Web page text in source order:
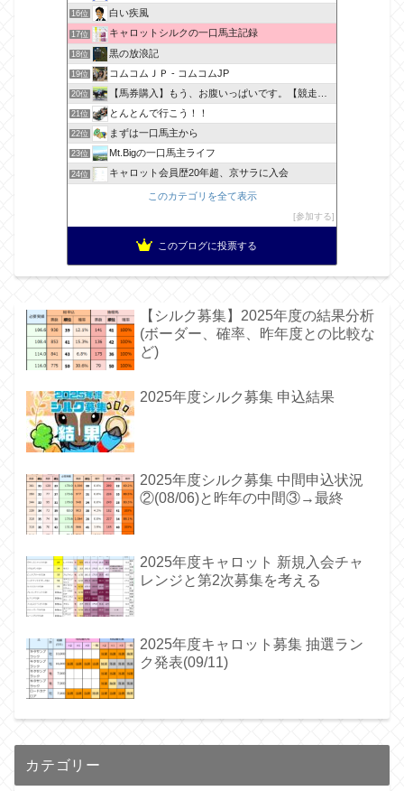
16位 白い疾風
17位 キャロットシルクの一口馬主記録
18位 黒の放浪記
19位 コムコムＪＰ - コムコムJP
20位 【馬券購入】もう、お腹いっぱいです。【競走馬出資】
21位 とんとんで行こう！！
22位 まずは一口馬主から
23位 Mt.Bigの一口馬主ライフ
24位 キャロット会員歴20年超、京サラに入会
このカテゴリを全て表示
参加する
このブログに投票する
【シルク募集】2025年度の結果分析
(ボーダー、確率、昨年度との比較な
ど)
2025年度シルク募集 申込結果
2025年度シルク募集 中間申込状況
②(08/06)と昨年の中間③→最終
2025年度キャロット 新規入会チャ
レンジと第2次募集を考える
2025年度キャロット募集 抽選ラン
ク発表(09/11)
カテゴリー